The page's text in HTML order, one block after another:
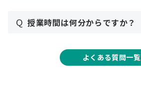
Q 授業時間は何分からですか？
よくある質問一覧